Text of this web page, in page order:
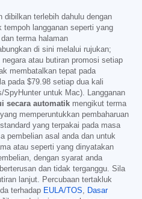
dibilkan terlebih dahulu dengan
tempoh langganan seperti yang
terma halaman
di sini melalui rujukan;
atau butiran promosi setiap
membatalkan tepat pada
pada $79.98 setiap dua kali
SpyHunter untuk Mac). Langganan
secara automatik mengikut terma
memperuntukkan pembaharuan
yang terpakai pada masa
pembelian asal anda dan untuk
atau seperti yang dinyatakan
dengan syarat anda
dan tidak terganggu. Sila
lanjut. Percubaan tertakluk
terhadap EULA/TOS
Dasar